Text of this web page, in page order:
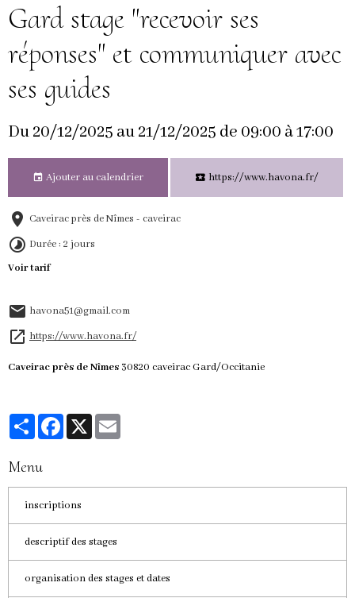
Gard stage "recevoir ses
réponses" et communiquer avec
ses guides
Du 20/12/2025 au 21/12/2025 de 09:00 à 17:00
Ajouter au calendrier https://www.havona.fr/
Caveirac près de Nîmes - caveirac
Durée : 2 jours
Voir tarif
havona51@gmail.com
https://www.havona.fr/
Caveirac près de Nîmes 30820 caveirac Gard/Occitanie
PartagerFacebook
X
Menu
inscriptions
descriptif des stages
organisation des stages et dates